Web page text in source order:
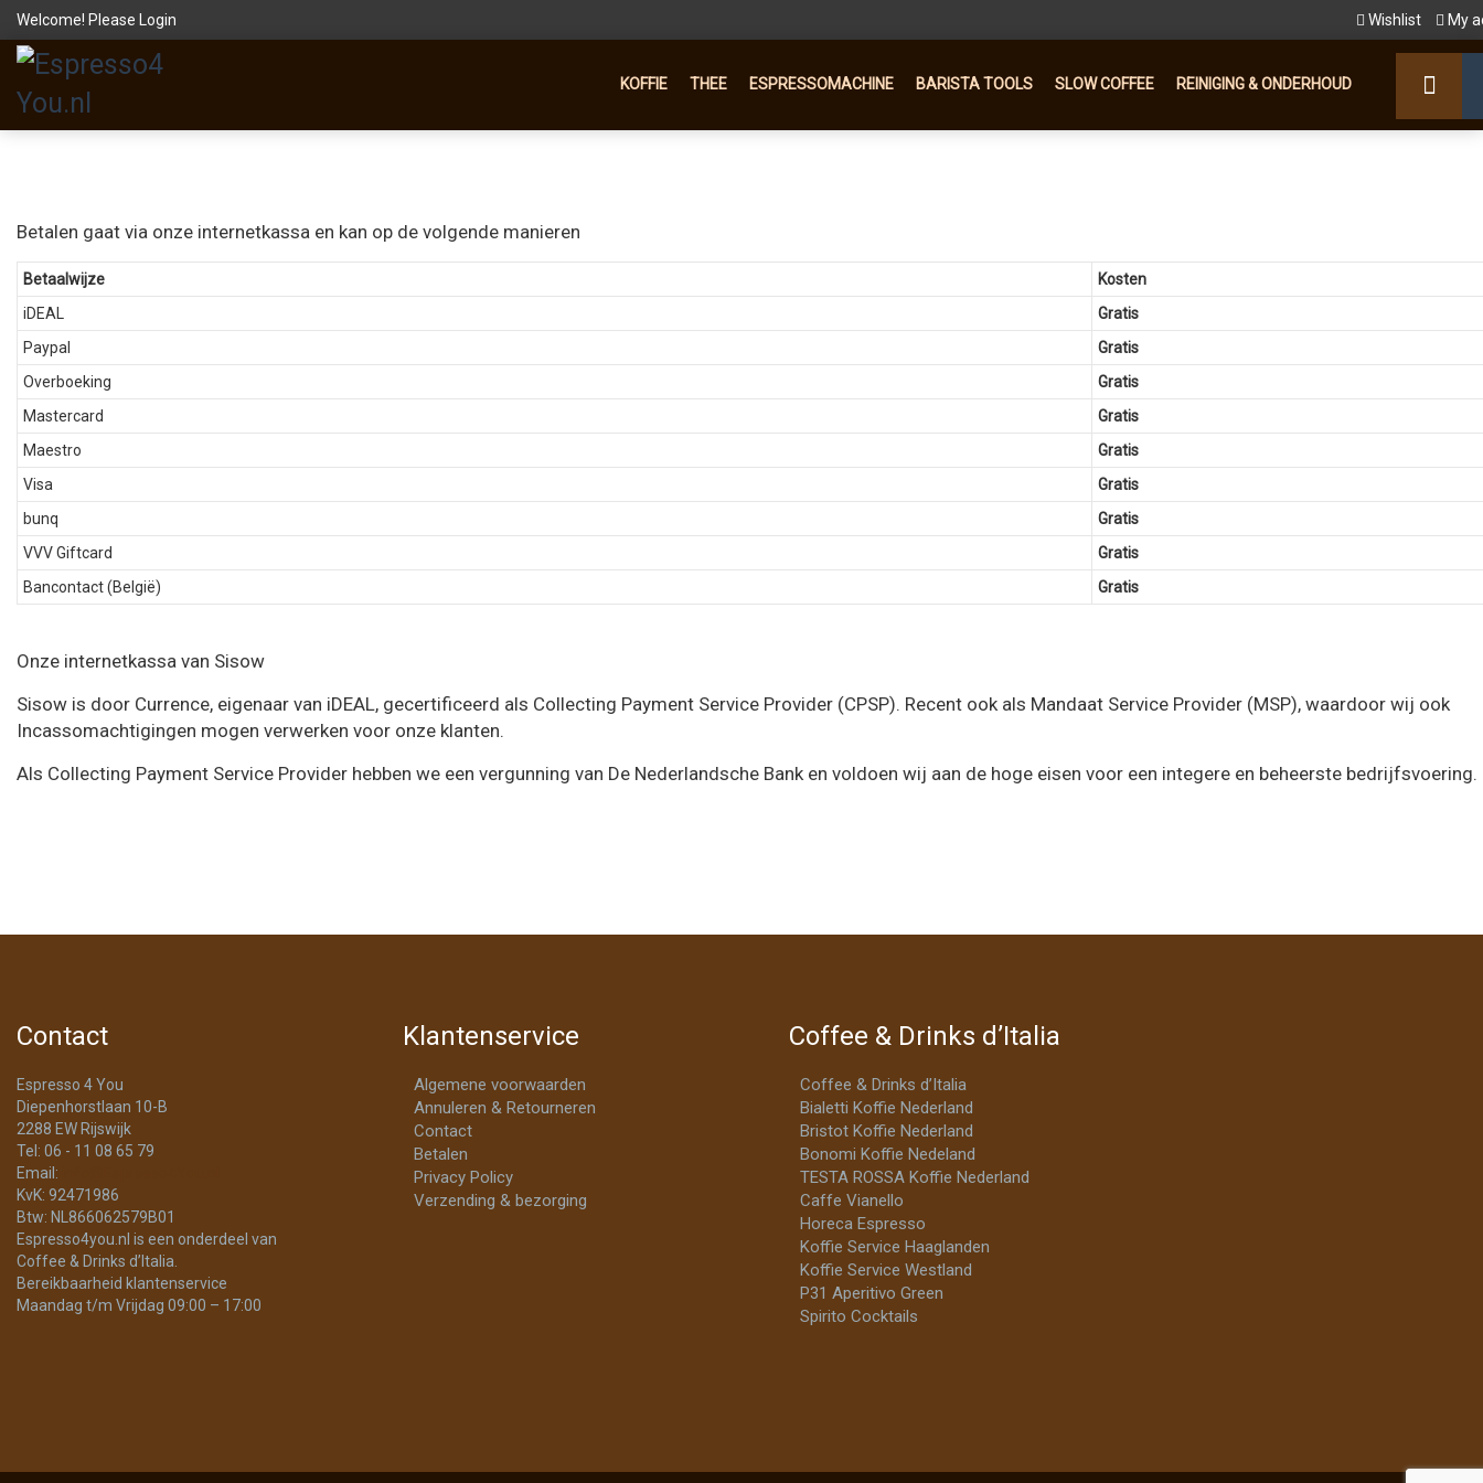
Welcome! Please Login Wishlist My
KOFFIE THEE ESPRESSOMACHINE BARISTA TOOLS SLOW COFFEE REINIGING & ONDERHOUD
Betalen gaat via onze internetkassa en kan op de volgende manieren
Betaalwijze
Kosten
iDEAL
Gratis
Paypal
Gratis
Overboeking
Gratis
Mastercard
Gratis
Maestro
Gratis
Visa
Gratis
bunq
Gratis
VVV Giftcard
Gratis
Bancontact (België)
Gratis
Onze internetkassa van Sisow
Sisow is door Currence, eigenaar van iDEAL, gecertificeerd als Collecting Payment Service Provider (CPSP). Recent ook als Mandaat Service Provider (MSP), waardoor wij ook
Incassomachtigingen mogen verwerken voor onze klanten.
Als Collecting Payment Service Provider hebben we een vergunning van De Nederlandsche Bank en voldoen wij aan de hoge eisen voor een integere en beheerste bedrijfsvoering.
Contact
Espresso 4 You
Diepenhorstlaan 10-B
2288 EW Rijswijk
Tel: 06 - 11 08 65 79
Email:
KvK: 92471986
Btw: NL866062579B01
Espresso4you.nl is een onderdeel van
Coffee & Drinks d’Italia.
Bereikbaarheid klantenservice
Maandag t/m Vrijdag 09:00 – 17:00
Klantenservice
Algemene voorwaarden
Annuleren & Retourneren
Contact
Betalen
Privacy Policy
Verzending & bezorging
Coffee & Drinks d’Italia
Coffee & Drinks d’Italia
Bialetti Koffie Nederland
Bristot Koffie Nederland
Bonomi Koffie Nedeland
TESTA ROSSA Koffie Nederland
Caffe Vianello
Horeca Espresso
Koffie Service Haaglanden
Koffie Service Westland
P31 Aperitivo Green
Spirito Cocktails